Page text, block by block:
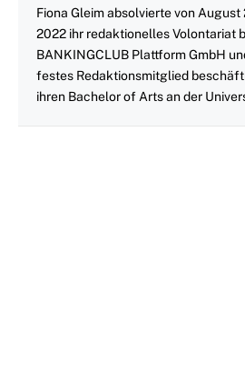
Fiona Gleim absolvierte von August
2022 ihr redaktionelles Volontariat
BANKINGCLUB Plattform GmbH
festes Redaktionsmitglied
ihren Bachelor of Arts an der